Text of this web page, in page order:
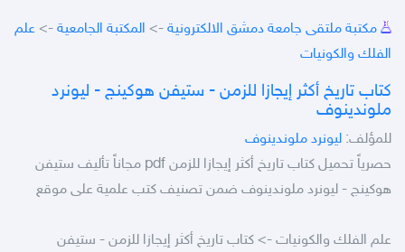
مكتبة ملتقى جامعة دمشق الالكترونية -> المكتبة الجامعية -> علم
الفلك والكونيات
كتاب تاريخ أكثر إيجازا للزمن - ستيفن هوكينج - ليونرد
ملوندينوف
للمؤلف: ليونرد ملوندينوف
حصرياً تحميل كتاب تاريخ أكثر إيجازا للزمن pdf مجاناً تأليف ستيفن
هوكينج - ليونرد ملوندينوف ضمن تصنيف كتب علمية على موقع
علم الفلك والكونيات -> كتاب تاريخ أكثر إيجازا للزمن - ستيفن